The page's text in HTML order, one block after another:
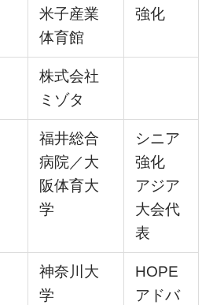
⽶⼦産業
体育館
強化
株式会社
ミゾタ
福井総合
病院／⼤
阪体育⼤
学
シニア
強化
アジア
⼤会代
表
神奈川⼤
学
HOPE
アドバ